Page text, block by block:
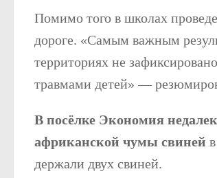
Помимо того в школах
дороге. «Самым важным
территориях не
травмами детей» —
В посёлке Экономия
африканской чумы свиней
держали двух свиней.